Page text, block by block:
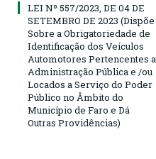
LEI Nº 557/2023, DE 04 DE
SETEMBRO DE 2023 (Dispõe
Sobre a Obrigatoriedade de
Identificação dos Veículos
Automotores Pertencentes a
Administração Pública e /ou
Locados a Serviço do Poder
Público no Âmbito do
Município de Faro e Dá
Outras Providências)